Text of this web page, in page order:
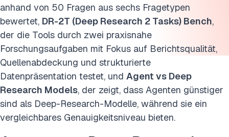
anhand von 50 Fragen aus sechs Fragetypen
bewertet, DR-2T (Deep Research 2 Tasks) Bench,
der die Tools durch zwei praxisnahe
Forschungsaufgaben mit Fokus auf Berichtsqualität,
Quellenabdeckung und strukturierte
Datenpräsentation testet, und Agent vs Deep
Research Models, der zeigt, dass Agenten günstiger
sind als Deep-Research-Modelle, während sie ein
vergleichbares Genauigkeitsniveau bieten.